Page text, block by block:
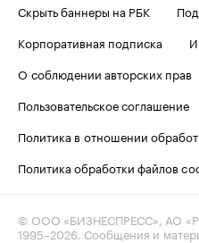
Скрыть баннеры на РБК
Корпоративная подписка
О соблюдении авторских прав
Пользовательское соглашение
Политика в отношении
Политика обработки файлов
© ООО «БИЗНЕСПРЕСС», АО
1995–2026 . Сообщения и